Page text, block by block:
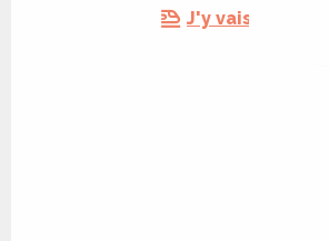
J'y vais en train !